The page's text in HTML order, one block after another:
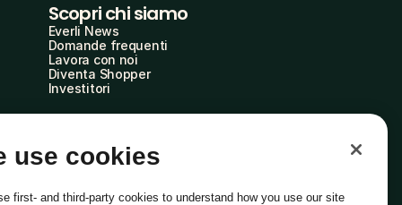
Scopri chi siamo
Everli News
Domande frequenti
Lavora con noi
Diventa Shopper
Investitori
use cookies
first- and third-party cookies to understand how you use our site